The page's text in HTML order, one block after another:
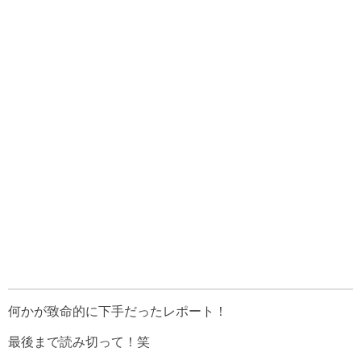
何かが致命的に下手だったレポート！
最後まで読み切って！笑